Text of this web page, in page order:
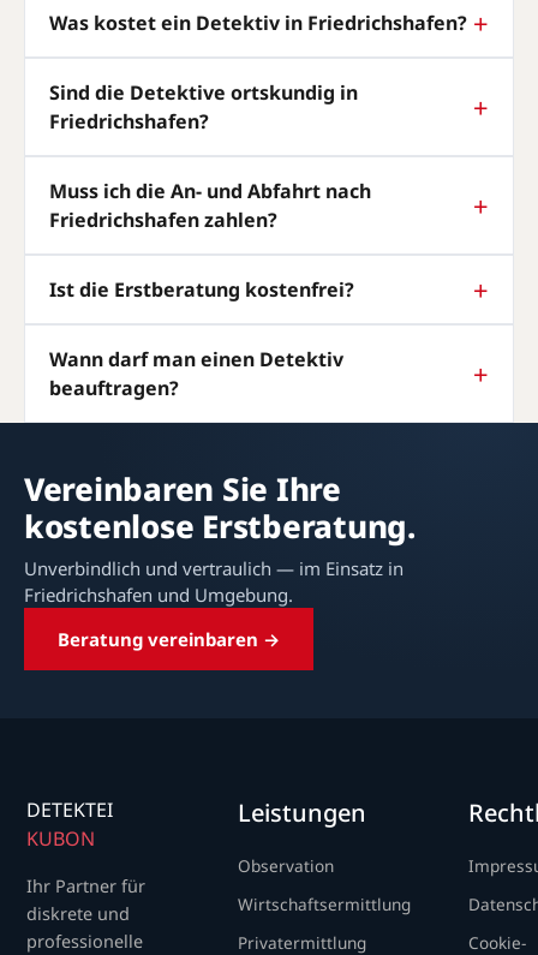
Was kostet ein Detektiv in Friedrichshafen?
Sind die Detektive ortskundig in
Friedrichshafen?
Muss ich die An- und Abfahrt nach
Friedrichshafen zahlen?
Ist die Erstberatung kostenfrei?
Wann darf man einen Detektiv
beauftragen?
Vereinbaren Sie Ihre
kostenlose Erstberatung.
Unverbindlich und vertraulich — im Einsatz in
Friedrichshafen und Umgebung.
Beratung vereinbaren →
DETEKTEI
KUBON
Ihr Partner für
diskrete und
professionelle
Leistungen
Observation
Wirtschaftsermittlung
Privatermittlung
Cookie-